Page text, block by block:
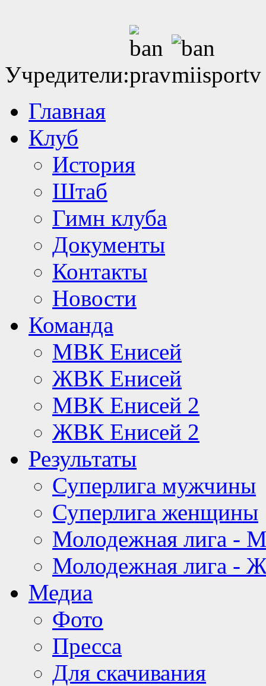
Учредители:
Главная
Клуб
История
Штаб
Гимн клуба
Документы
Контакты
Новости
Команда
МВК Енисей
ЖВК Енисей
МВК Енисей 2
ЖВК Енисей 2
Результаты
Суперлига мужчины
Суперлига женщины
Молодежная лига -
Молодежная лига -
Медиа
Фото
Пресса
Для скачивания